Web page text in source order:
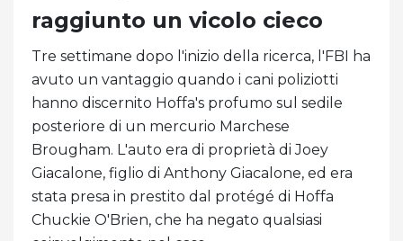
raggiunto un vicolo cieco
Tre settimane dopo l'inizio della ricerca, l'FBI ha
avuto un vantaggio quando i cani poliziotti
hanno discernito Hoffa's profumo sul sedile
posteriore di un mercurio Marchese
Brougham. L'auto era di proprietà di Joey
Giacalone, figlio di Anthony Giacalone, ed era
stata presa in prestito dal protégé di Hoffa
Chuckie O'Brien, che ha negato qualsiasi